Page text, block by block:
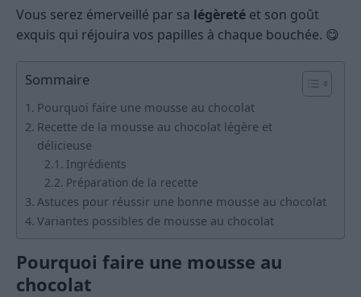
Vous serez émerveillé par sa légèreté et son goût
exquis qui réjouira vos papilles à chaque bouchée. 😋
Sommaire
Pourquoi faire une mousse au chocolat
Recette de la mousse au chocolat légère et
délicieuse
Ingrédients
Préparation de la recette
Astuces pour réussir une bonne mousse au chocolat
Variantes possibles de mousse au chocolat
Pourquoi faire une mousse au
chocolat